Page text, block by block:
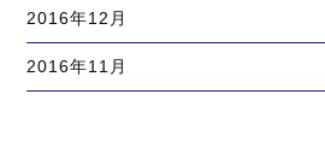
2016年12月
2016年11月